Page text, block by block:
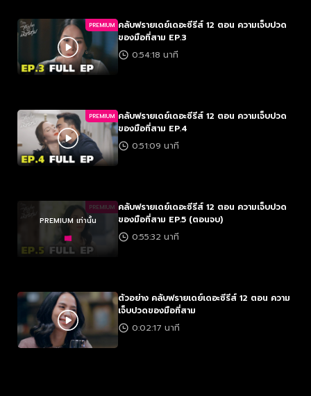
PREMIUM คลับฟรายเดย์เดอะซีรีส์ 12 ตอน ความเจ็บปวด
ของมือที่สาม EP.3
0:54:18 นาที
PREMIUM คลับฟรายเดย์เดอะซีรีส์ 12 ตอน ความเจ็บปวด
ของมือที่สาม EP.4
0:51:09 นาที
PREMIUM
PREMIUM เท่านั้น
คลับฟรายเดย์เดอะซีรีส์ 12 ตอน ความเจ็บปวด
ของมือที่สาม EP.5 (ตอนจบ)
0:55:32 นาที
ตัวอย่าง คลับฟรายเดย์เดอะซีรีส์ 12 ตอน ความ
เจ็บปวดของมือที่สาม
0:02:17 นาที